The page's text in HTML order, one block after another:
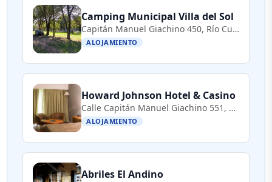
Camping Municipal Villa del Sol
Capitán Manuel Giachino 450, Río Cuarto, Córdoba, Argentina
ALOJAMIENTO
Howard Johnson Hotel & Casino
Calle Capitán Manuel Giachino 551, Río Cuarto, Córdoba, Argentina
ALOJAMIENTO
Abriles El Andino